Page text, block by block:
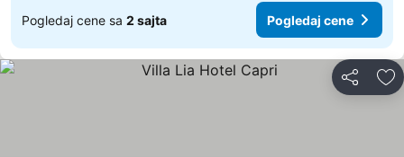
Pogledaj cene sa 2 sajta Pogledaj cene
Deli